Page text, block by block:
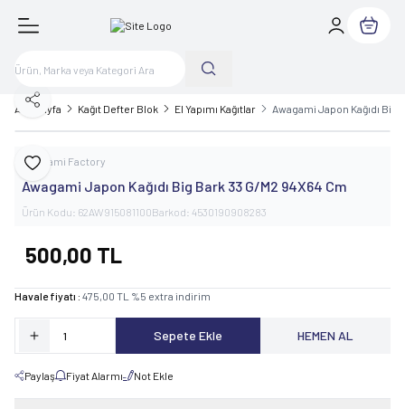
Sepetim
Ana Sayfa Kağıt Defter Blok El Yapımı Kağıtlar Awagami Japon Kağıdı Big
Favoriye Ekle
Paylaş
Awagami Factory
Awagami Japon Kağıdı Big Bark 33 G/M2 94X64 Cm
Ürün Kodu: 62AW915081100Barkod: 4530190908283
500,00 TL
Havale fiyatı : 475,00 TL %5 extra indirim
Sepete Ekle HEMEN AL
Paylaş Fiyat Alarmı Not Ekle